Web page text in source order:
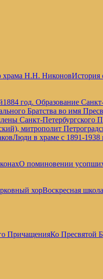
храма Н.Н. НиконовИстория
1884 год. Образование
Братства во имя
Санкт-Петербургского
митрополит
Люди в храме с 1891-1938
О поминовении
хорВоскресная школа
ПричащенияКо Пресвятой